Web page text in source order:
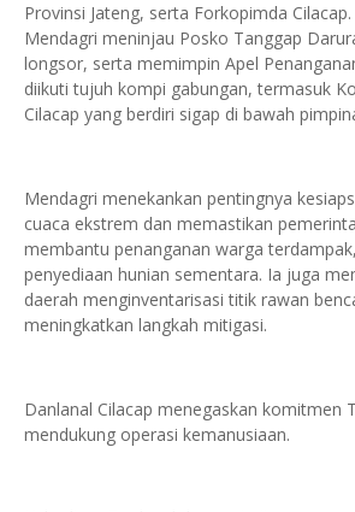
Provinsi Jateng, serta Forkopimda
Mendagri meninjau Posko Tanggap
longsor, serta memimpin Apel
diikuti tujuh kompi gabungan, termasuk
Cilacap yang berdiri sigap di bawah
Mendagri menekankan pentingnya
cuaca ekstrem dan memastikan
membantu penanganan warga
penyediaan hunian sementara. Ia juga
daerah menginventarisasi titik rawan
meningkatkan langkah mitigasi.
Danlanal Cilacap menegaskan komitmen
mendukung operasi kemanusiaan.